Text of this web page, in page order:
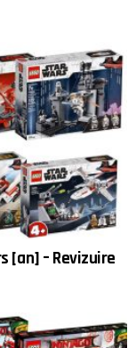
[an] – Revizuire